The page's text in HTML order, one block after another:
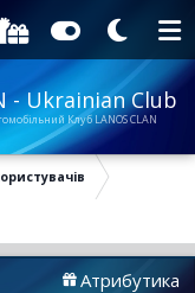
- Ukrainian Club
Клуб LANOS CLAN
Атрибутика